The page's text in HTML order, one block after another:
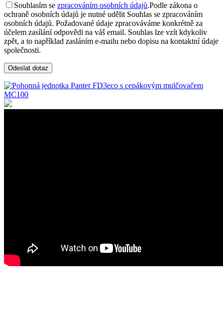
Souhlasím se zpracováním osobních údajů.Podle zákona o
ochraně osobních údajů je nutné udělit Souhlas se zpracováním
osobních údajů. Požadované údaje zpracováváme konkrétně za
účelem zasílání odpovědi na váš email. Souhlas lze vzít kdykoliv
zpět, a to například zasláním e-mailu nebo dopisu na kontaktní údaje
společnosti.
Odeslat dotaz